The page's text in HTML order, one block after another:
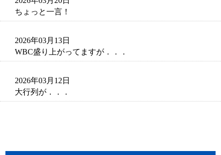
ちょっと一言！
2026年03月13日
WBC盛り上がってますが．．．
2026年03月12日
大行列が．．．